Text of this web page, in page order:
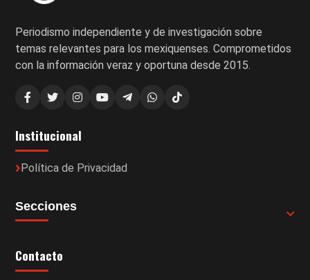
Periodismo independiente y de investigación sobre
temas relevantes para los mexiquenses. Comprometidos
con la información veraz y oportuna desde 2015.
Institucional
Política de Privacidad
Secciones
Contacto